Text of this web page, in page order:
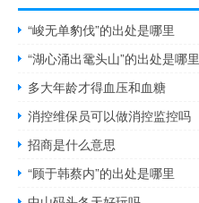
“峻无单豹伐”的出处是哪里
“湖心涌出鼋头山”的出处是哪里
多大年龄才得血压和血糖
消控维保员可以做消控监控吗
招商是什么意思
“顾于韩蔡内”的出处是哪里